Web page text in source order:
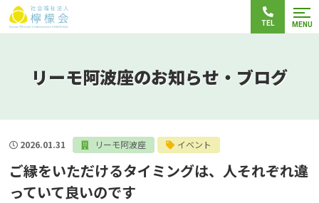
TEL MENU
リーモ阿波座のお知らせ・ブログ
2026.01.31 リーモ阿波座 イベント
ご縁をいただけるタイミングは、人それぞれ違
っていて良いのです